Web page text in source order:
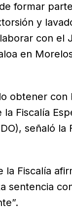
formar
y
con el
en
obtener con
la Fiscalía
señaló la
la Fiscalía
sentencia